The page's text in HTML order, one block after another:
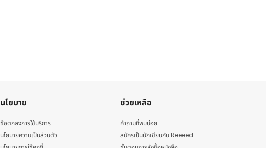
นโยบาย
ข้อตกลงการใช้บริการ
นโยบายความเป็นส่วนตัว
ช่วยเหลือ
คำถามที่พบบ่อย
สมัครเป็นนักเขียนกับ Reeeed